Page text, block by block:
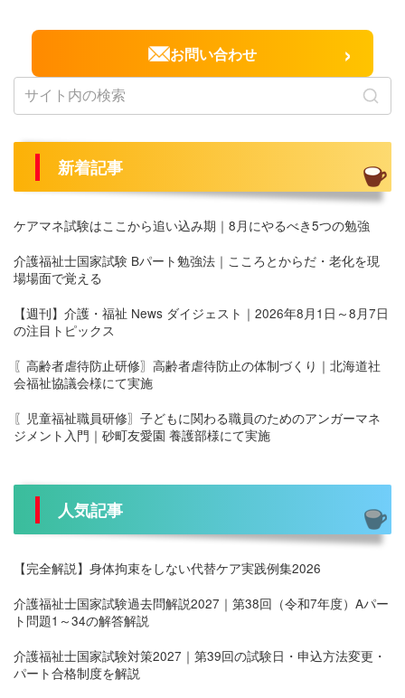
お問い合わせ ›
新着記事
ケアマネ試験はここから追い込み期｜8月にやるべき5つの勉強
介護福祉士国家試験 Bパート勉強法｜こころとからだ・老化を現
場場面で覚える
【週刊】介護・福祉 News ダイジェスト｜2026年8月1日～8月7日
の注目トピックス
〖高齢者虐待防止研修〗高齢者虐待防止の体制づくり｜北海道社
会福祉協議会様にて実施
〖児童福祉職員研修〗子どもに関わる職員のためのアンガーマネ
ジメント入門｜砂町友愛園 養護部様にて実施
人気記事
【完全解説】身体拘束をしない代替ケア実践例集2026
介護福祉士国家試験過去問解説2027｜第38回（令和7年度）Aパー
ト問題1～34の解答解説
介護福祉士国家試験対策2027｜第39回の試験日・申込方法変更・
パート合格制度を解説